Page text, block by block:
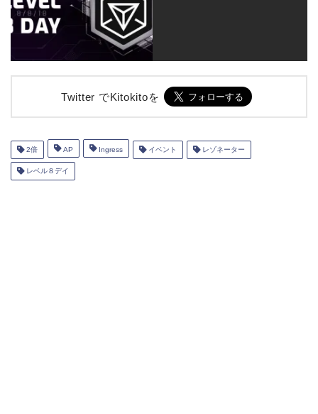
Twitter でKitokitoを
2倍 AP Ingress イベント レゾネーター
レベル８デイ